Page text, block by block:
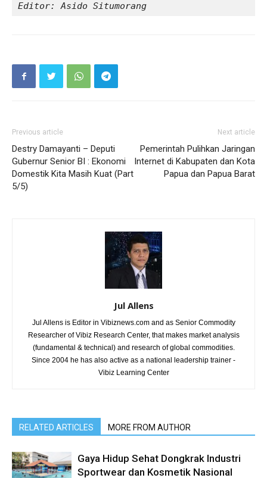
Editor: Asido Situmorang
Previous article
Destry Damayanti – Deputi
Gubernur Senior BI : Ekonomi
Domestik Kita Masih Kuat (Part
5/5)
Next article
Pemerintah Pulihkan Jaringan
Internet di Kabupaten dan Kota
Papua dan Papua Barat
Jul Allens
Jul Allens is Editor in Vibiznews.com and as Senior Commodity
Researcher of Vibiz Research Center, that makes market analysis
(fundamental & technical) and research of global commodities.
Since 2004 he has also active as a national leadership trainer -
Vibiz Learning Center
RELATED ARTICLES MORE FROM AUTHOR
Gaya Hidup Sehat Dongkrak Industri
Sportwear dan Kosmetik Nasional